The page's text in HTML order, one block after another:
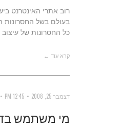
רוב אתרי האינטרנט
בעולם בשל החסרונות
כל החסרונות של
קרא עוד ←
דצמבר 25, 2008 12:45 PM
מי משתמש